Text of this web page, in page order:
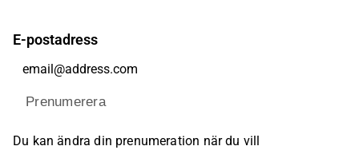
E-postadress
Prenumerera
Du kan ändra din prenumeration när du vill